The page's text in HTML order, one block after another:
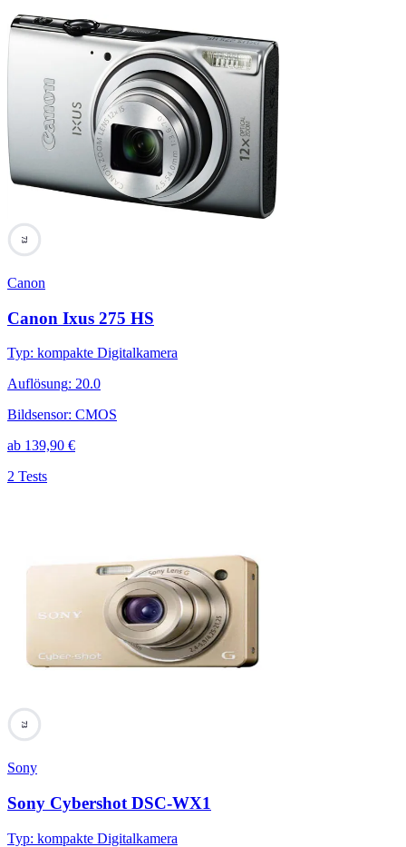
73
Canon
Canon Ixus 275 HS
Typ: kompakte Digitalkamera
Auflösung: 20.0
Bildsensor: CMOS
ab 139,90 €
2 Tests
73
Sony
Sony Cybershot DSC-WX1
Typ: kompakte Digitalkamera